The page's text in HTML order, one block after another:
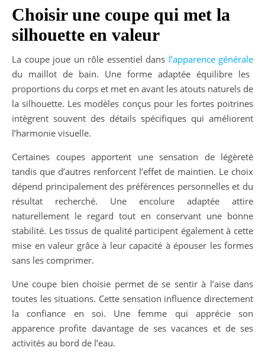
Choisir une coupe qui met la
silhouette en valeur
La coupe joue un rôle essentiel dans l’apparence générale
du maillot de bain. Une forme adaptée équilibre les
proportions du corps et met en avant les atouts naturels de
la silhouette. Les modèles conçus pour les fortes poitrines
intègrent souvent des détails spécifiques qui améliorent
l’harmonie visuelle.
Certaines coupes apportent une sensation de légèreté
tandis que d’autres renforcent l’effet de maintien. Le choix
dépend principalement des préférences personnelles et du
résultat recherché. Une encolure adaptée attire
naturellement le regard tout en conservant une bonne
stabilité. Les tissus de qualité participent également à cette
mise en valeur grâce à leur capacité à épouser les formes
sans les comprimer.
Une coupe bien choisie permet de se sentir à l’aise dans
toutes les situations. Cette sensation influence directement
la confiance en soi. Une femme qui apprécie son
apparence profite davantage de ses vacances et de ses
activités au bord de l’eau.